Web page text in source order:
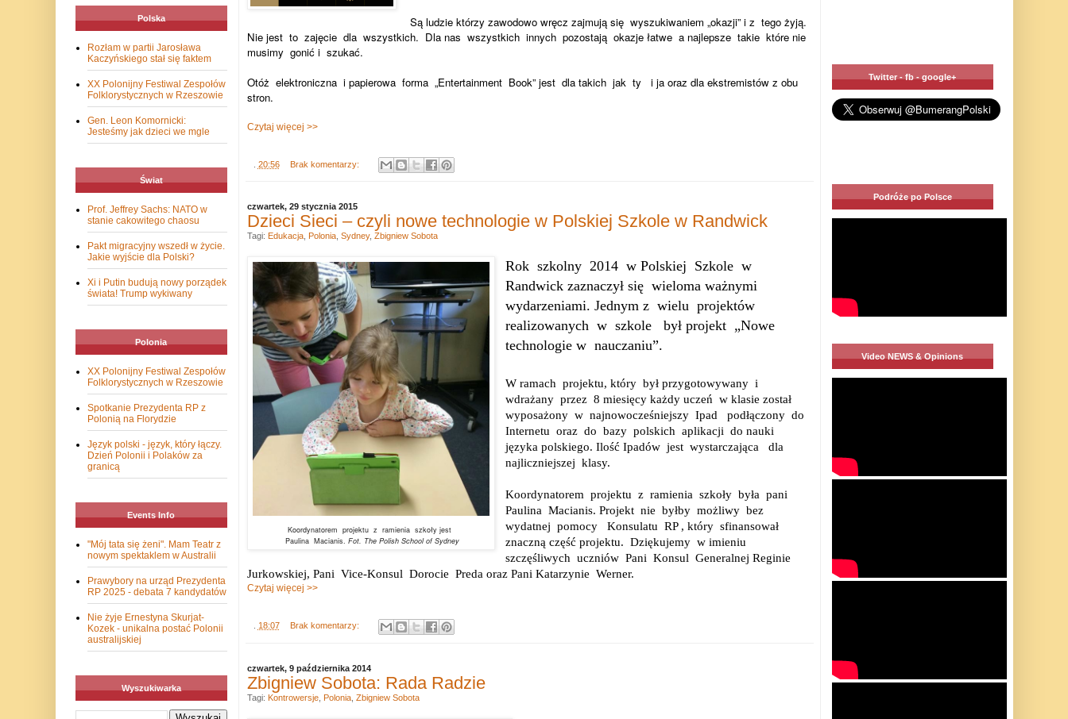
Są ludzie którzy zawodowo wręcz zajmują się wyszukiwaniem „okazji” i z tego żyją.
Nie jest to zajęcie dla wszystkich. Dla nas wszystkich innych pozostają okazje łatwe a najlepsze takie które nie
musimy gonić i szukać.
Otóż elektroniczna i papierowa forma „Entertainment Book” jest dla takich jak ty
i ja oraz dla ekstremistów z obu
stron.
Czytaj więcej >>
20:56 Brak komentarzy:
czwartek, 29 stycznia 2015
Dzieci Sieci – czyli nowe technologie w Polskiej Szkole w Randwick
Koordynatorem projektu z ramienia szkoły jest
Paulina Macianis. Fot. The Polish School of Sydney
Rok szkolny 2014 w Polskiej Szkole w
Randwick zaznaczył się wieloma ważnymi
wydarzeniami. Jednym z wielu projektów
realizowanych w szkole był projekt „Nowe
technologie w nauczaniu”.
W ramach projektu, który był przygotowywany i
wdrażany przez 8 miesięcy każdy uczeń w klasie został
wyposażony w najnowocześniejszy Ipad podłączony do
Internetu oraz do bazy polskich aplikacji do nauki
języka polskiego. Ilość Ipadów jest wystarczająca
dla
najliczniejszej klasy.
Koordynatorem projektu z ramienia szkoły była pani
Paulina Macianis. Projekt nie byłby możliwy bez
wydatnej pomocy Konsulatu RP , który sfinansował
znaczną część projektu. Dziękujemy w imieniu
szczęśliwych uczniów Pani Konsul Generalnej Reginie
Jurkowskiej, Pani Vice-Konsul Dorocie Preda oraz Pani Katarzynie Werner.
Czytaj więcej >>
. 18:07 Brak komentarzy:
Tagi: Edukacja, Polonia, Sydney, Zbigniew Sobota
czwartek, 9 października 2014
Zbigniew Sobota: Rada Radzie
Tagi: Kontrowersje, Polonia, Zbigniew Sobota
Polska
Rozłam w partii Jarosława
Kaczyńskiego stał się faktem
XX Polonijny Festiwal Zespołów
Folklorystycznych w Rzeszowie
Gen. Leon Komornicki:
Jesteśmy jak dzieci we mgle
Świat
Prof. Jeffrey Sachs: NATO w
stanie cakowitego chaosu
Pakt migracyjny wszedł w życie.
Jakie wyjście dla Polski?
Xi i Putin budują nowy porządek
świata! Trump wykiwany
Polonia
XX Polonijny Festiwal Zespołów
Folklorystycznych w Rzeszowie
Spotkanie Prezydenta RP z
Polonią na Florydzie
Język polski - język, który łączy.
Dzień Polonii i Polaków za
granicą
Events Info
"Mój tata się żeni". Mam Teatr z
nowym spektaklem w Australii
Prawybory na urząd Prezydenta
RP 2025 - debata 7 kandydatów
Nie żyje Ernestyna Skurjat-
Kozek - unikalna postać Polonii
australijskiej
Wyszukiwarka
Twitter - fb - google+
Podróże po Polsce
Video NEWS & Opinions